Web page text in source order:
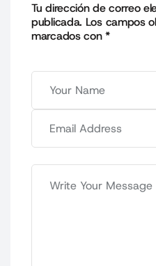
Tu dirección de correo
publicada. Los campos
marcados con*